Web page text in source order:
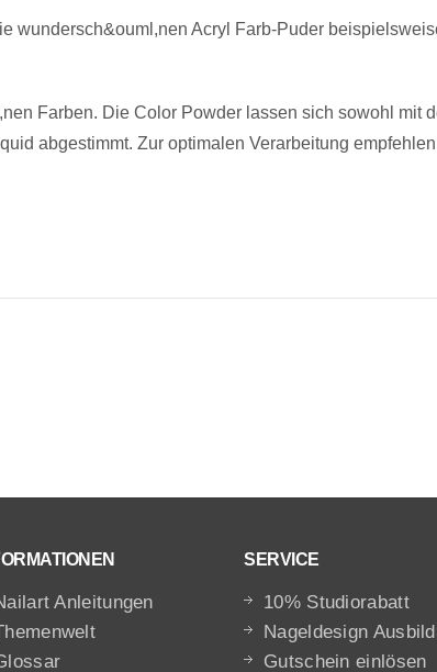
wundersch&ouml,nen Acryl Farb-Puder
Farben. Die Color Powder lassen sich sowohl mit
abgestimmt. Zur optimalen Verarbeitung
Anleitungen
SERVICE
10% Studiorabatt
Nageldesign
Gutschein einlösen